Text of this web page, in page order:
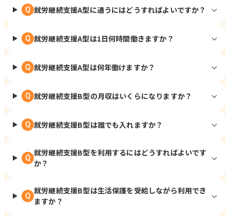
Q 就労継続支援A型に通うにはどうすればよいですか？
Q 就労継続支援A型は1日何時間働きますか？
Q 就労継続支援A型は何年働けますか？
Q 就労継続支援B型の月収はいくらになりますか？
Q 就労継続支援B型は誰でも入れますか？
Q
就労継続支援B型を利用するにはどうすればよいです
か？
Q
就労継続支援B型は生活保護を受給しながら利用でき
ますか？